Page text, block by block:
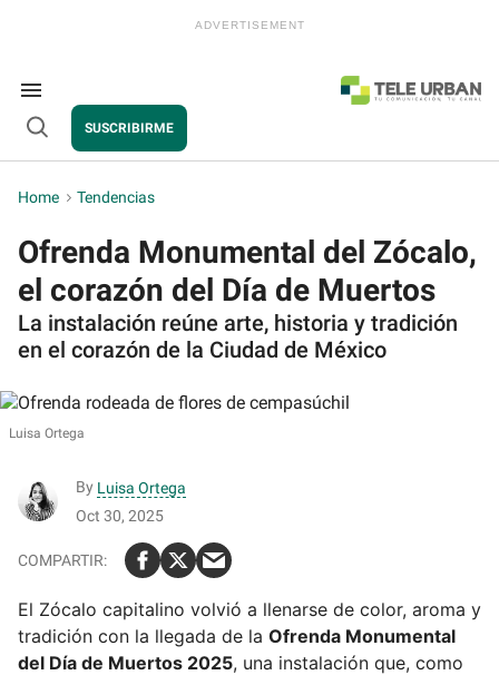
Search
&
Section
Navigation
Open
SUSCRIBIRME
Home > Tendencias
Ofrenda Monumental del Zócalo,
el corazón del Día de Muertos
La instalación reúne arte, historia y tradición
en el corazón de la Ciudad de México
Luisa Ortega
By Luisa Ortega
Oct 30, 2025
El Zócalo capitalino volvió a llenarse de color, aroma y
tradición con la llegada de la Ofrenda Monumental
del Día de Muertos 2025, una instalación que, como